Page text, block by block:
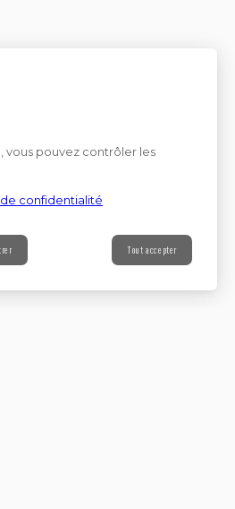
Contact
vous pouvez contrôler les
confidentialité
Tout accepter